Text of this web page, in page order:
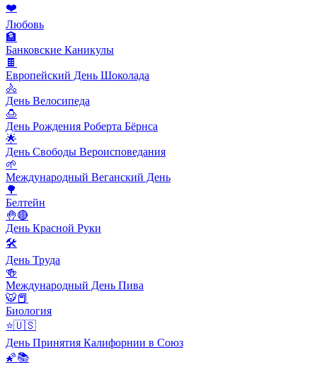
❤️
Любовь
🏦
Банковские Каникулы
🍫
Европейский День Шоколада
🚴
День Велосипеда
🍮
День Рождения Роберта Бёрнса
🌟
День Свободы Вероисповедания
🌱
Международный Веганский День
🌳
Белтейн
🤚🔴
День Красной Руки
🛠
День Труда
🍻
Международный День Пива
🐯📕
Биология
⭐️🇺🇸
День Принятия Калифорнии в Союз
🌠📚